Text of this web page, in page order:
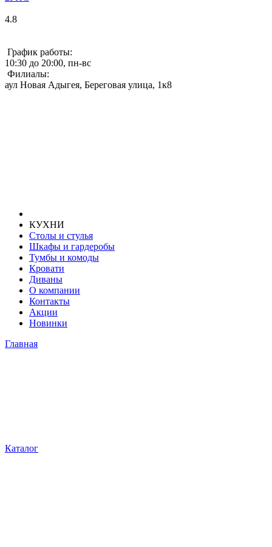
4.8
График работы:
10:30 до 20:00, пн-вс
Филиалы:
аул Новая Адыгея, Береговая улица, 1к8
КУХНИ
Столы и стулья
Шкафы и гардеробы
Тумбы и комоды
Кровати
Диваны
О компании
Контакты
Акции
Новинки
Главная
Каталог